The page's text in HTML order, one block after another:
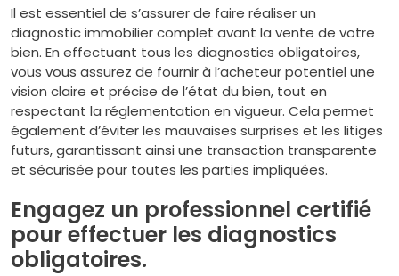
Il est essentiel de s’assurer de faire réaliser un
diagnostic immobilier complet avant la vente de votre
bien. En effectuant tous les diagnostics obligatoires,
vous vous assurez de fournir à l’acheteur potentiel une
vision claire et précise de l’état du bien, tout en
respectant la réglementation en vigueur. Cela permet
également d’éviter les mauvaises surprises et les litiges
futurs, garantissant ainsi une transaction transparente
et sécurisée pour toutes les parties impliquées.
Engagez un professionnel certifié
pour effectuer les diagnostics
obligatoires.